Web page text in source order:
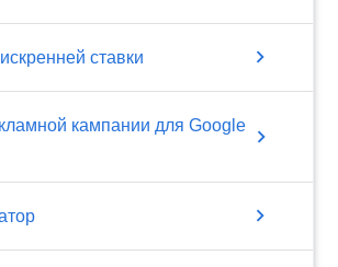
ставки chevron_right
кампании для Google
chevron_right
chevron_right